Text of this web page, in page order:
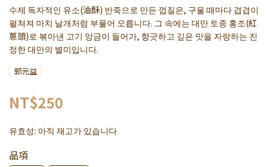
수제 독자적인 유소(油酥) 반죽으로 만든 껍질은, 구울 때마다 겹겹이
펼쳐져 마치 날개처럼 부풀어 오릅니다. 그 속에는 대만 토종 홍조(紅
蔥頭)로 볶아낸 고기 앙금이 들어가, 향긋하고 깊은 맛을 자랑하는 진
정한 대만의 별미입니다.
郭元益
NT$250
유효성: 아직 재고가 있습니다
品項